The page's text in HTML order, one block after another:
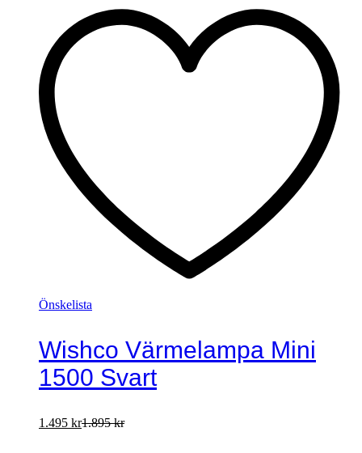
Önskelista
Wishco Värmelampa Mini
1500 Svart
1.495 kr1.895kr